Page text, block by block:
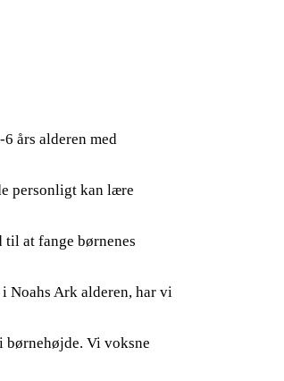
års alderen med
personligt kan lære
at fange børnenes
Noahs Ark alderen, har vi
Vi voksne